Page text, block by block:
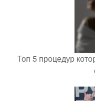
Топ 5 процедур